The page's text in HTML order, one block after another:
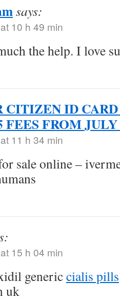
says:
10 h 49 min
the help. I love
CITIZEN ID
FEES FROM JULY
11 h 34 min
sale online –
15 h 04 min
genericcialis pills
uk